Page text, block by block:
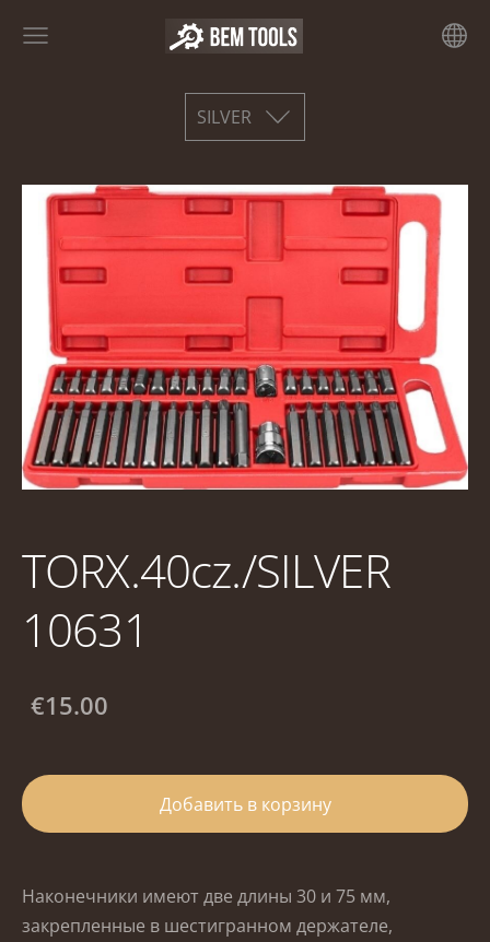
SILVER
TORX.40cz./SILVER
10631
€15.00
Добавить в корзину
Наконечники имеют две длины 30 и 75 мм,
закрепленные в шестигранном держателе,